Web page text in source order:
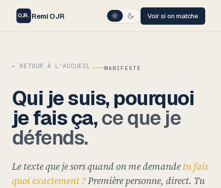
Remi OJR Voir si on matche
← RETOUR À L'ACCUEIL MANIFESTE
Qui je suis, pourquoi
je fais ça,ce que je
défends.
Le texte que je sors quand on me demandetu fais
quoi exactement ?Première personne, direct. Tu